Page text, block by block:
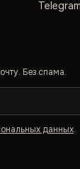
Без спама.
данных.